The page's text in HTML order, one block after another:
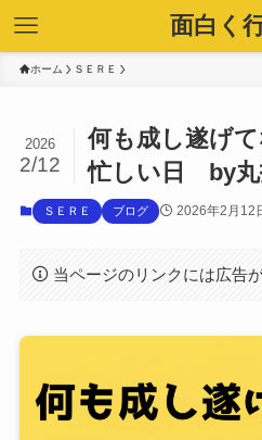
面白く
ホーム ＳＥＲＥ
何も成し遂げ
忙しい日 by丸
2026
2/12
ＳＥＲＥ ブログ 2026年2月12
当ページのリンクには広告